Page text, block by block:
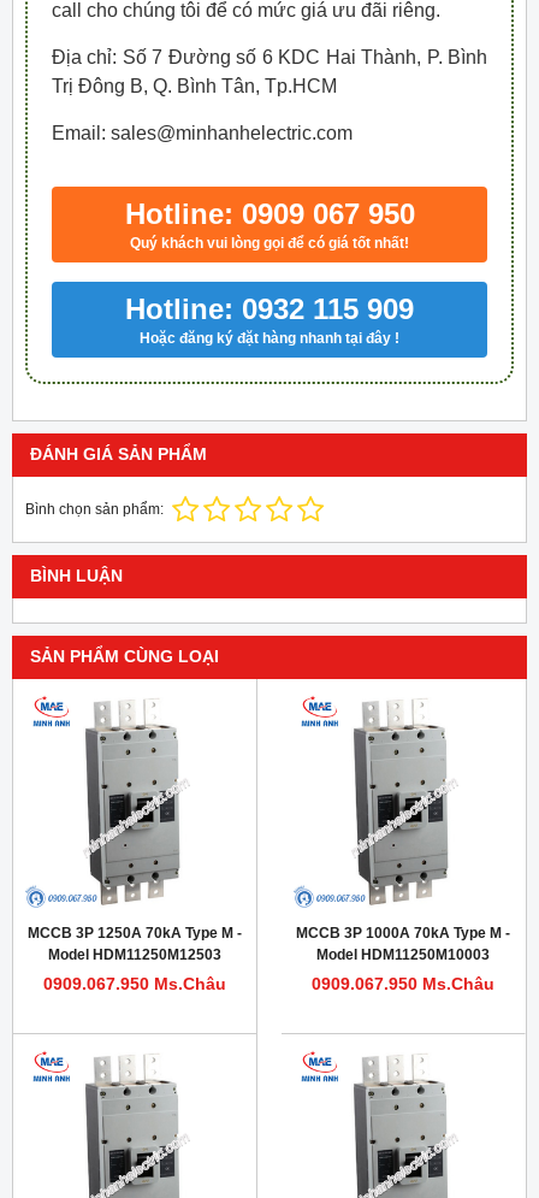
call cho chúng tôi để có mức giá ưu đãi riêng.
Địa chỉ: Số 7 Đường số 6 KDC Hai Thành, P. Bình
Trị Đông B, Q. Bình Tân, Tp.HCM
Email: sales@minhanhelectric.com
Hotline: 0909 067 950
Quý khách vui lòng gọi để có giá tốt nhất!
Hotline: 0932 115 909
Hoặc đăng ký đặt hàng nhanh tại đây !
ĐÁNH GIÁ SẢN PHẨM
Bình chọn sản phẩm:
BÌNH LUẬN
SẢN PHẨM CÙNG LOẠI
MCCB 3P 1250A 70kA Type M -
Model HDM11250M12503
0909.067.950 Ms.Châu
MCCB 3P 1000A 70kA Type M -
Model HDM11250M10003
0909.067.950 Ms.Châu